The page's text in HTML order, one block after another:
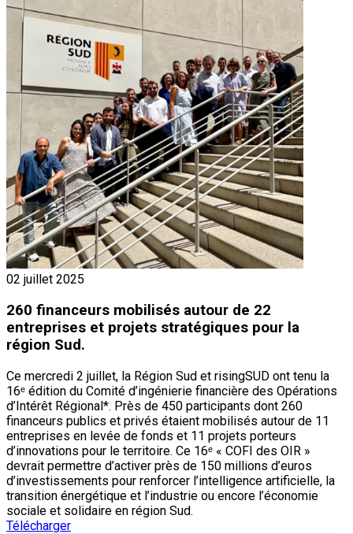
02 juillet 2025
260 financeurs mobilisés autour de 22
entreprises et projets stratégiques pour la
région Sud​.
Ce mercredi 2 juillet, la Région Sud et risingSUD ont tenu la
16ᵉ édition du Comité d’ingénierie financière des Opérations
d’Intérêt Régional*. Près de 450 participants dont 260
financeurs publics et privés étaient mobilisés autour de 11
entreprises en levée de fonds et 11 projets porteurs
d’innovations pour le territoire. Ce 16ᵉ « COFI des OIR »
devrait permettre d’activer près de 150 millions d’euros
d’investissements pour renforcer l’intelligence artificielle, la
transition énergétique et l’industrie ou encore l’économie
sociale et solidaire en région Sud.
Télécharger